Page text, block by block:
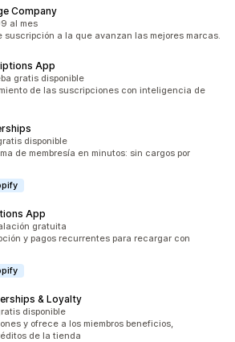
Company
al mes
suscripción a la que avanzan las mejores marcas.
App
gratis disponible
de las suscripciones con inteligencia de
disponible
de membresía en minutos: sin cargos por
App
gratuita
y pagos recurrentes para recargar con
& Loyalty
disponible
y ofrece a los miembros beneficios,
de la tienda